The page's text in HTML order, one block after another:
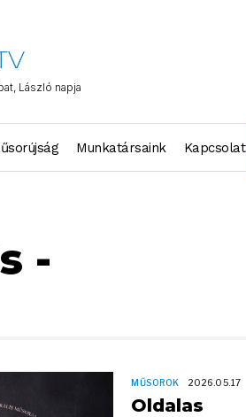
László napja
Munkatársaink Kapcsolat
-
MŰSOROK 2026.05.17
Oldalas